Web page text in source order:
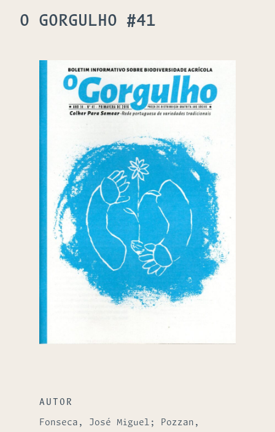
O GORGULHO #41
AUTOR
Fonseca, José Miguel; Pozzan,